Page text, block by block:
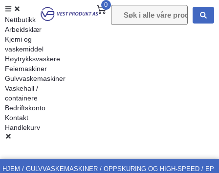
0
Nettbutikk
Arbeidsklær
Kjemi og
vaskemiddel
Høytrykksvaskere
Feiemaskiner
Gulvvaskemaskiner
Vaskehall /
containere
Bedriftskonto
Kontakt
Handlekurv
HJEM / GULVVASKEMASKINER / OPPSKURING OG HIGH-SPEED / EP